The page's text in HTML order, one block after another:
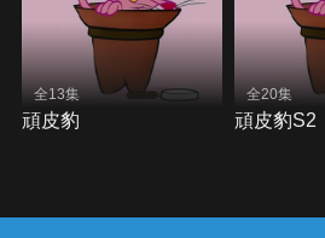
全13集
頑皮豹
全20集
頑皮豹S2